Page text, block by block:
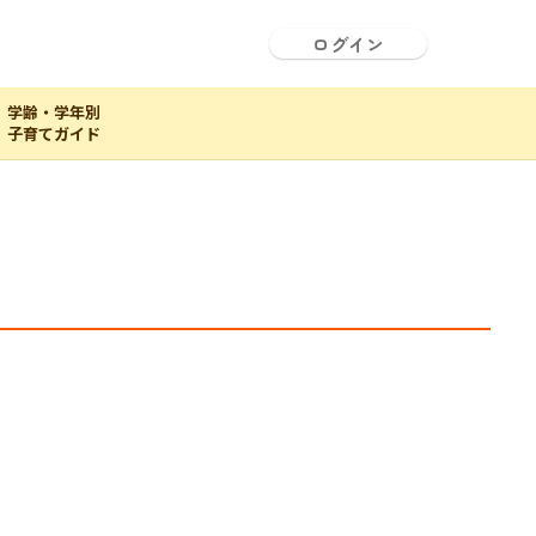
ログイン
学齢・学年別
子育てガイド